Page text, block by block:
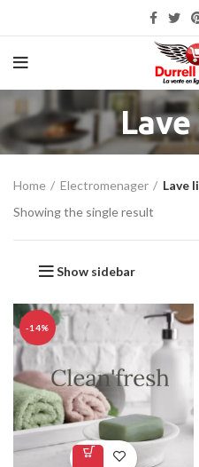
Home Electromenager
Lave
Showing the single result
Show sidebar
-14%